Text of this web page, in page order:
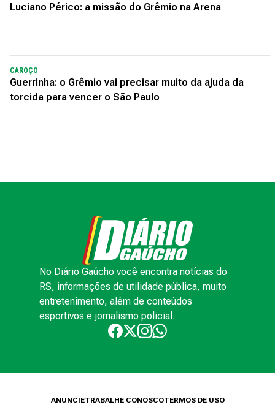
Luciano Périco: a missão do Grêmio na Arena
CAROÇO
Guerrinha: o Grêmio vai precisar muito da ajuda da
torcida para vencer o São Paulo
No Diário Gaúcho você encontra notícias do
RS, informações de utilidade pública, muito
entretenimento, além de conteúdos
esportivos e jornalismo policial.
ANUNCIETRABALHE CONOSCOTERMOS DE USO